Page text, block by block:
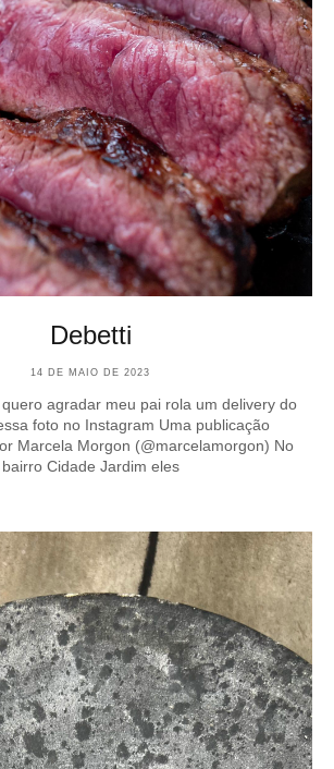
Debetti
14 DE MAIO DE 2023
agradar meu pai rola um delivery do
foto no Instagram Uma publicação
Marcela Morgon (@marcelamorgon) No
bairro Cidade Jardim eles